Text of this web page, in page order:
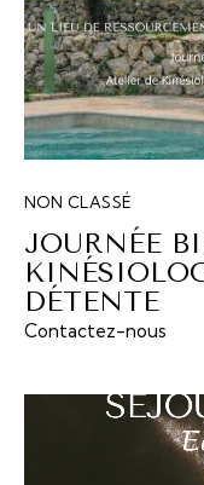
NON CLASSÉ
JOURNÉE
DÉTENTE
Contactez-nous